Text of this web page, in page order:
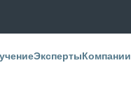
ЭкспертыКомпании